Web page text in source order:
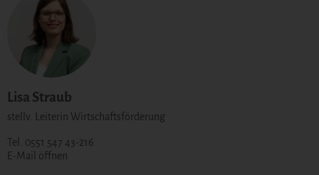
Lisa Straub
stellv. Leiterin Wirtschaftsförderung
Tel. 0551 547 43-216
E-Mail öffnen